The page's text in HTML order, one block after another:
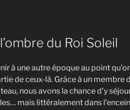
du Roi Soleil
à une autre époque au point
de ceux-là. Grâce à un
nous avons la chance d’y
mais littéralement dans